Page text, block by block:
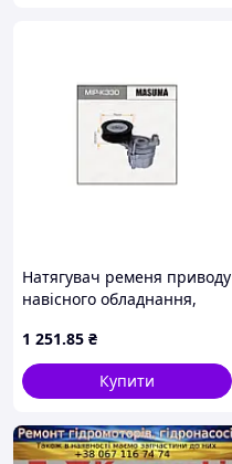
Натягувач ременя приводу
навісного обладнання,
Masuma
1 251.85 ₴
Купити